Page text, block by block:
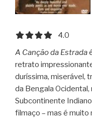
4.0 out of
4.0
A Canção da Estrada
retrato
duríssima, miserável,
da Bengala
Subcontinente
filmaço – mas é muito